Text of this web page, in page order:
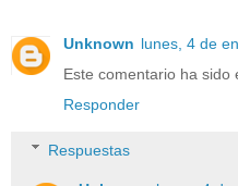
Unknown lunes, 4 de
Este comentario ha sido
Responder
Respuestas